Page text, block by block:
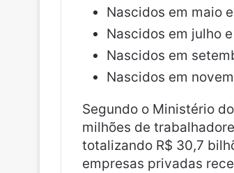
Nascidos em maio
Nascidos em julho
Nascidos em
Nascidos em
Segundo o Ministério
milhões de
totalizando R$ 30,7
empresas privadas